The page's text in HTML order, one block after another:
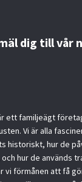
dig till vår
ett familjeägt
Vi är alla
historiskt, hur de
hur de används
vi förmånen att få